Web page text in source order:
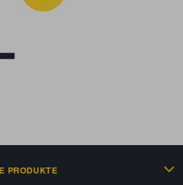
PRODUKTE